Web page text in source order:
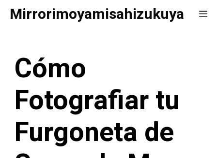
Saltar
Mirrorimoyamisahizukuya
Cómo
Fotografiar tu
Furgoneta de